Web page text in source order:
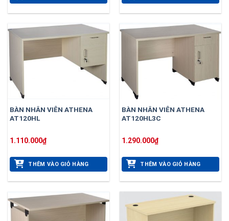
BÀN NHÂN VIÊN ATHENA
AT120HL
1.110.000₫
THÊM VÀO GIỎ HÀNG
BÀN NHÂN VIÊN ATHENA
AT120HL3C
1.290.000₫
THÊM VÀO GIỎ HÀNG